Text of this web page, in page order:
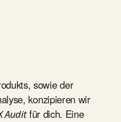
sowie der
konzipieren wir
Auditfür dich. Eine